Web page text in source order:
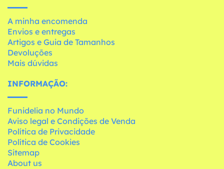
A minha encomenda
Envios e entregas
Artigos e Guia de Tamanhos
Devoluções
Mais dúvidas
INFORMAÇÃO:
Funidelia no Mundo
Aviso legal e Condições de Venda
Política de Privacidade
Política de Cookies
Sitemap
About us